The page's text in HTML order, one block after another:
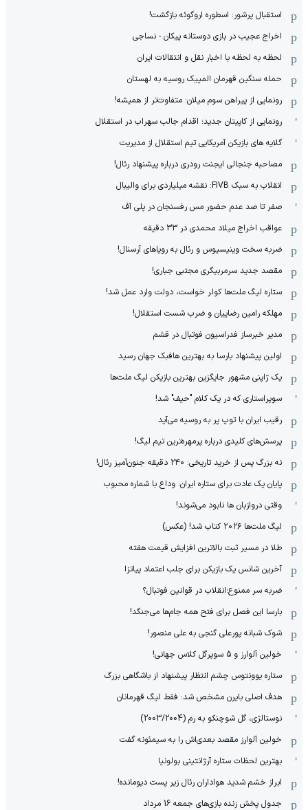
استقبال پرشور: اسطوره اروگوئه بازگشت!
اخراج عجیب در بازی دوستانه پیکان - نساجی
لحظه به لحظه با اخبار نقل و انتقالات ایران
حمله سنگین قهرمان المپیک روسیه به لهستان
رونمایی از پیراهن سوم میلان: متفاوت‌تر از همیشه!
رونمایی از کاپیتان جدید؛ اقدام جالب سهراب در استقلال
گلایه های بازیکن آمریکایی تیم استقلال از مدیریت
مصاحبه جنجالی ایجنت رودری درباره پیشنهاد رئال!
انقلاب به سبک FIVB: نقشه میلیاردی برای والیبال
صفر تا صد عدم حضور مس رفسنجان در پلی آف
عواقب اخراج میلاد محمدی در 33 دقیقه
ضربه سخت وینیسیوس و رئال به رویاهای آرسنال!
مقصد جدید سرمربیگری مجتبی جباری!
ستاره لیگ ملت‌ها کولر خواست، دولت وارد عمل شد!
مهلکه رامین رضاییان و ضرب شست استقلال!
مدیر خبرساز فدراسیون فوتبال در قشم
اولین پیشنهاد بارسا به بهترین هافبک جهان رسید
یک ژاپنی مشهور جایگزین بهترین بازیکن لیگ ملت‌ها
سوپراستاری که در یک کلام "حیف" شد!
رقیب ایران با توپ پر به روسیه می‌آید
پرسش‌های کلیدی درباره پرمهره‌ترین تیم لیگ!
نه بزرگ پس از خرید تاریخی: ۲۴۰ دقیقه جنون‌آمیز رئال!
پایان یک عادت برای ستاره ایران: وداع با شماره محبوب
وقتی دروازبان ها نابود می‌شوند!
لیگ ملت‌ها ٢٠٢۶ کتاب شد! (عکس)
طلا در مسیر ثبت بالاترین افزایش قیمت هفته
آخرین شانس یک بازیکن برای جلب اعتماد پیاتزا
ضربه سر ممنوع؛انقلاب در قوانین فوتبال؟
بارسا این فصل برای فتح همه جام‌ها می‌جنگد!
شوک شبانه پورعلی گنجی به علی منصور!
خولین آلوارز و 5 سوپرگل کلاس جهانی!
ستاره یوونتوس چشم انتظار پیشنهاد از باشگاهی بزرگ
هدف اصلی بایرن مشخص شد: فقط لیگ قهرمانان
نوستالژی، گل شوچنکو به رم (2003/2004)
خولین آلوارز مقصد بعدی‌اش را به سیمئونه گفت
بهترین لحظات ستاره آرژانتینی بولونیا
ابراز خشم شدید هواداران رئال زیر پست دیومانده!
جدول پخش زنده بازی‌های جمعه 16 مرداد